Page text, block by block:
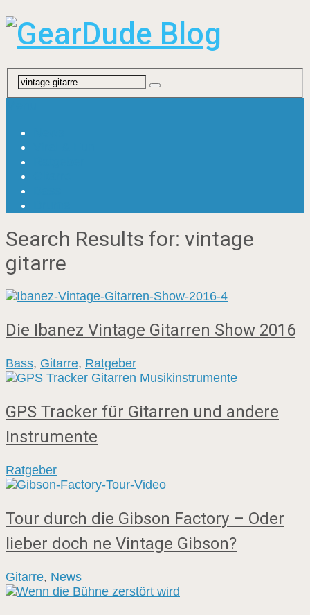
Search Results for: vintage
gitarre
Die Ibanez Vintage Gitarren Show 2016
Bass, Gitarre, Ratgeber
GPS Tracker für Gitarren und andere
Instrumente
Ratgeber
Tour durch die Gibson Factory – Oder
lieber doch ne Vintage Gibson?
Gitarre, News